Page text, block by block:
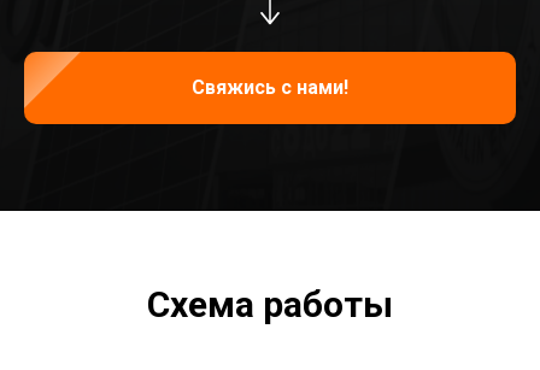
Свяжись с нами!
Схема работы